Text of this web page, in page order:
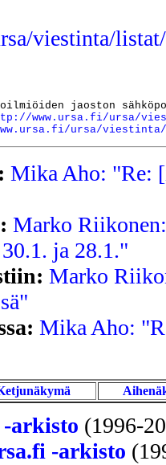
viestinta/
jaoston
www.ursa.fi/ursa/
ursa/viestinta/
Mika Aho: "Re:
Marko
ja 28.1."
Marko
Mika Aho:
arkisto (1996-
-arkisto